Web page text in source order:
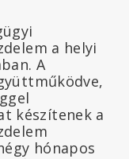
a helyi
A
készítenek a
hónapos